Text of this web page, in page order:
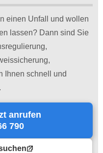
einen Unfall und wollen
lassen? Dann sind Sie
Ihnen schnell und
anrufen
790